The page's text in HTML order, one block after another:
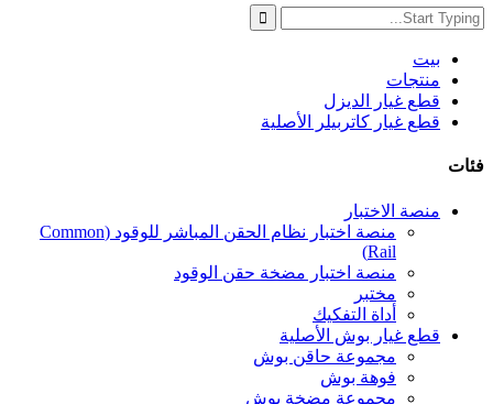
بيت
منتجات
قطع غيار الديزل
قطع غيار كاتربيلر الأصلية
فئات
منصة الاختبار
منصة اختبار نظام الحقن المباشر للوقود (Common
Rail)
منصة اختبار مضخة حقن الوقود
مختبر
أداة التفكيك
قطع غيار بوش الأصلية
مجموعة حاقن بوش
فوهة بوش
مجموعة مضخة بوش